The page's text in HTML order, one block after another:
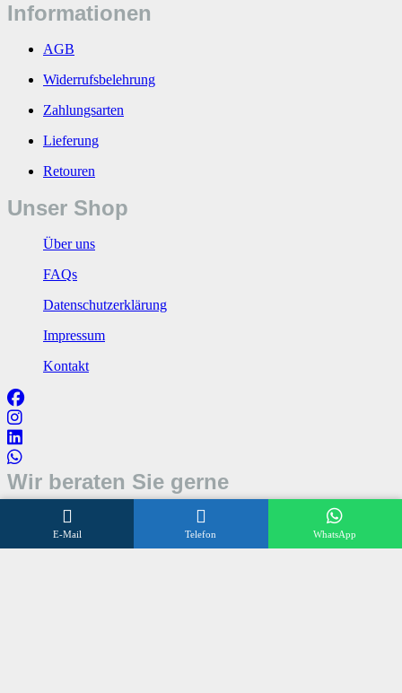
Informationen
AGB
Widerrufsbelehrung
Zahlungsarten
Lieferung
Retouren
Unser Shop
Über uns
FAQs
Datenschutzerklärung
Impressum
Kontakt
Wir beraten Sie gerne
Öffnungszeiten
Mo – Fr 8:00 – 17:00 Uhr
E-Mail Telefon WhatsApp